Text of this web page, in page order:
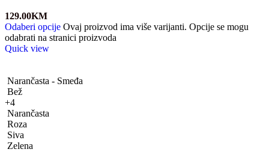
129.00KM
Odaberi opcije Ovaj proizvod ima više varijanti. Opcije se mogu
odabrati na stranici proizvoda
Quick view
Narančasta - Smeđa
Bež
+4
Narančasta
Roza
Siva
Zelena